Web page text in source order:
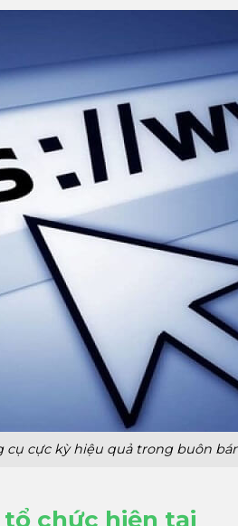
cực kỳ hiệu quả trong buôn
chức hiện tại